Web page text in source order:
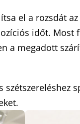
el a rozsdát
időt. Most
a megadott